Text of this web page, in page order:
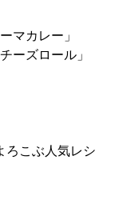
マカレー」
ーズロール」
こぶ人気レシ